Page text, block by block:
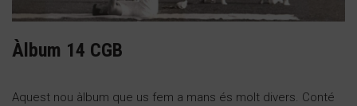
Àlbum 14 CGB
Aquest nou àlbum que us fem a mans és molt divers. Conté